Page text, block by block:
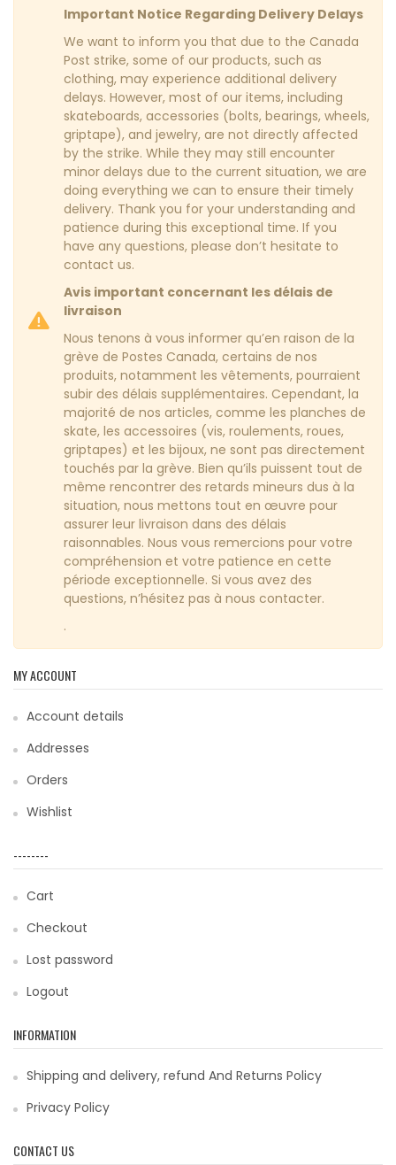
Important Notice Regarding Delivery Delays
We want to inform you that due to the Canada
Post strike, some of our products, such as
clothing, may experience additional delivery
delays. However, most of our items, including
skateboards, accessories (bolts, bearings, wheels,
griptape), and jewelry, are not directly affected
by the strike. While they may still encounter
minor delays due to the current situation, we are
doing everything we can to ensure their timely
delivery. Thank you for your understanding and
patience during this exceptional time. If you
have any questions, please don’t hesitate to
contact us.
Avis important concernant les délais de
livraison
Nous tenons à vous informer qu’en raison de la
grève de Postes Canada, certains de nos
produits, notamment les vêtements, pourraient
subir des délais supplémentaires. Cependant, la
majorité de nos articles, comme les planches de
skate, les accessoires (vis, roulements, roues,
griptapes) et les bijoux, ne sont pas directement
touchés par la grève. Bien qu’ils puissent tout de
même rencontrer des retards mineurs dus à la
situation, nous mettons tout en œuvre pour
assurer leur livraison dans des délais
raisonnables. Nous vous remercions pour votre
compréhension et votre patience en cette
période exceptionnelle. Si vous avez des
questions, n’hésitez pas à nous contacter.
.
MY ACCOUNT
Account details
Addresses
Orders
Wishlist
--------
Cart
Checkout
Lost password
Logout
INFORMATION
Shipping and delivery, refund And Returns Policy
Privacy Policy
CONTACT US